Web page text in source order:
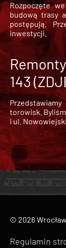
Rozpoczęte
budową trasy
postępują.
inwestycji.
143
torowisk.
i ul.
© 2026
Regulamin